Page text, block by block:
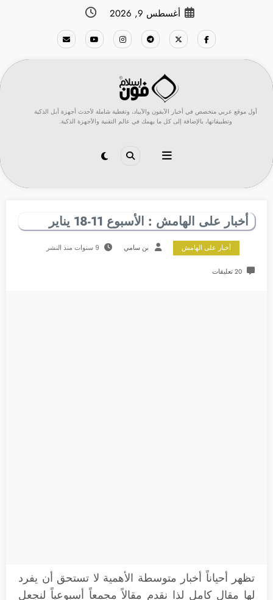
أغسطس 9, 2026
أول موقع عربي متخصص في أخبار الآيفون والآيباد، وتغطية شاملة لأحدث أجهزة أبل الذكية
وتطبيقاتها، بالإضافة إلى كل ما يهمك في عالم التقنية والأجهزة الذكية.
أخبار على الهامش : الأسبوع 11-18 يناير
أخبار على الهامش بن سامي 9 سنوات منذ النشر
20 تعليقات
تظهر أحياناً أخبار متوسطة الأهمية لا تستحق أن يفرد
لها مقال كامل لذا نقدم مقالاً مجمعاً أسبوعياً لنجعل